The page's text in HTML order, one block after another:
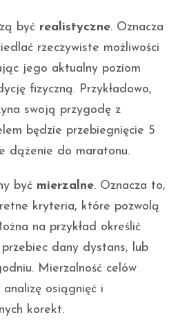
być realistyczne. Oznacza
rzeczywiste możliwości
jego aktualny poziom
fizyczną. Przykładowo,
swoją przygodę z
będzie przebiegnięcie 5
dążenie do maratonu.
być mierzalne. Oznacza to,
kryteria, które pozwolą
na przykład określić
dany dystans, lub
Mierzalność celów
osiągnięć i
korekt.